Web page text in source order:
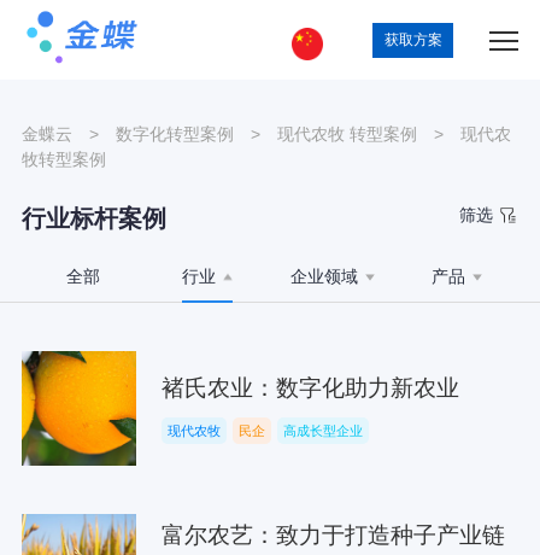
获取方案
金蝶云 > 数字化转型案例 > 现代农牧 转型案例 >
现代农
牧转型案例
行业标杆案例 筛选
全部 行业 企业领域 产品
褚氏农业：数字化助力新农业
现代农牧 民企 高成长型企业
富尔农艺：致力于打造种子产业链